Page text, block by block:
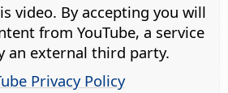
video. By accepting you will
from YouTube, a service
an external third party.
Privacy Policy